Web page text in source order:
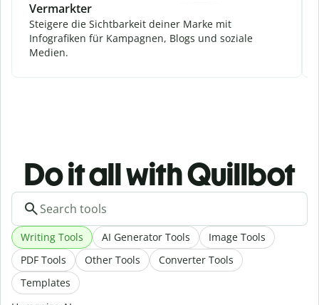
Vermarkter
Steigere die Sichtbarkeit deiner Marke mit
Infografiken für Kampagnen, Blogs und soziale
Medien.
Do it all with Quillbot
Writing Tools AI Generator Tools
Image Tools
PDF Tools
Other Tools
Converter Tools
Templates